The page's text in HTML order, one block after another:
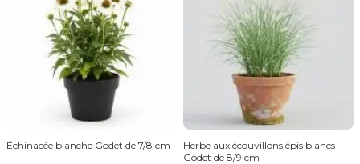
Échinacée blanche Godet de 7/8 cm
Herbe aux écouvillons épis blancs
Godet de 8/9 cm